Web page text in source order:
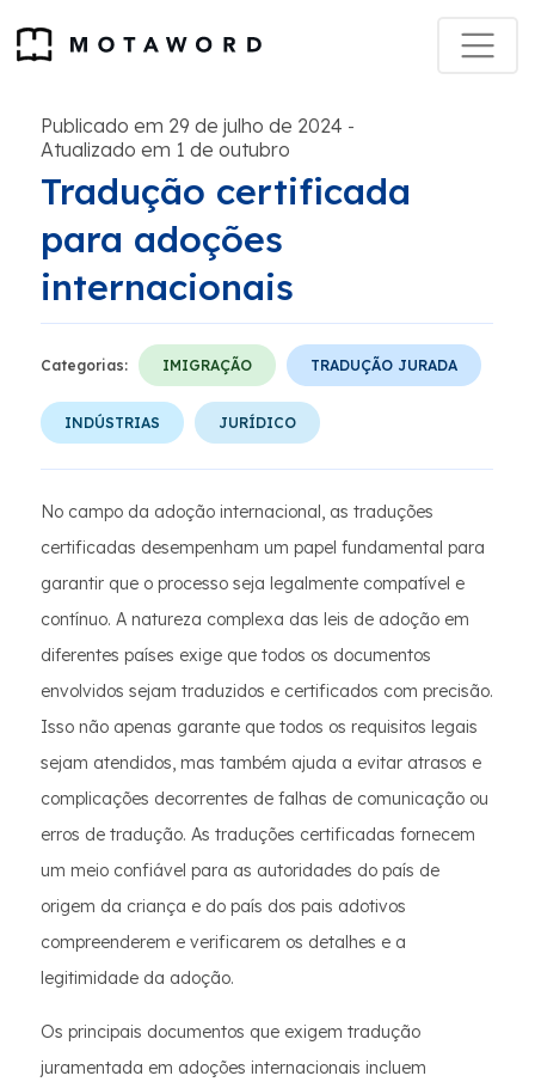
Publicado em 29 de julho de 2024 -
Atualizado em 1 de outubro
Tradução certificada
para adoções
internacionais
Categorias: IMIGRAÇÃO TRADUÇÃO JURADA
INDÚSTRIAS JURÍDICO
No campo da adoção internacional, as traduções
certificadas desempenham um papel fundamental para
garantir que o processo seja legalmente compatível e
contínuo. A natureza complexa das leis de adoção em
diferentes países exige que todos os documentos
envolvidos sejam traduzidos e certificados com precisão.
Isso não apenas garante que todos os requisitos legais
sejam atendidos, mas também ajuda a evitar atrasos e
complicações decorrentes de falhas de comunicação ou
erros de tradução. As traduções certificadas fornecem
um meio confiável para as autoridades do país de
origem da criança e do país dos pais adotivos
compreenderem e verificarem os detalhes e a
legitimidade da adoção.
Os principais documentos que exigem tradução
juramentada em adoções internacionais incluem